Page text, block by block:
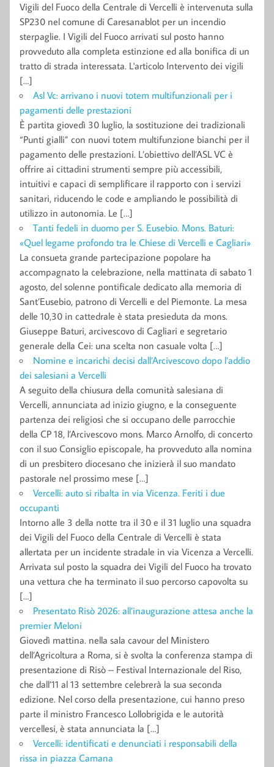
Vigili del Fuoco della Centrale di Vercelli è intervenuta sulla
SP230 nel comune di Caresanablot per un incendio
sterpaglie. I Vigili del Fuoco arrivati sul posto hanno
provveduto alla completa estinzione ed alla bonifica di un
tratto di strada interessata. L'articolo Intervento dei vigili
[…]
Asl Vc: arrivano i nuovi totem multifunzionali per i
pagamenti delle prestazioni
È partita giovedì 30 luglio, la sostituzione dei tradizionali
“Punti gialli” con nuovi totem multifunzione bianchi per il
pagamento delle prestazioni. L’obiettivo dell’ASL VC è
offrire ai cittadini strumenti sempre più accessibili,
intuitivi e capaci di semplificare il rapporto con i servizi
sanitari, riducendo le code e ampliando le possibilità di
utilizzo in autonomia. Le […]
Tanti fedeli in duomo per S. Eusebio. Mons. Baturi:
«Quel legame profondo tra le Chiese di Vercelli e Cagliari»
La consueta grande partecipazione popolare ha
accompagnato la celebrazione, nella mattinata di sabato 1
agosto, del solenne pontificale dedicato alla memoria di
Sant’Eusebio, patrono di Vercelli e del Piemonte. La mesa
delle 10,30 in cattedrale è stata presieduta da mons.
Giuseppe Baturi, arcivescovo di Cagliari e segretario
generale della Cei: una scelta non casuale volta […]
Nomine e incarichi decisi dall’Arcivescovo dopo l’addio
dei salesiani a Vercelli
A seguito della chiusura della comunità salesiana di
Vercelli, annunciata ad inizio giugno, e la conseguente
partenza dei religiosi che si occupano delle parrocchie
della CP 18, l’Arcivescovo mons. Marco Arnolfo, di concerto
con il suo Consiglio episcopale, ha provveduto alla nomina
di un presbitero diocesano che inizierà il suo mandato
pastorale nel prossimo mese […]
Vercelli: auto si ribalta in via Vicenza. Feriti i due
occupanti
Intorno alle 3 della notte tra il 30 e il 31 luglio una squadra
dei Vigili del Fuoco della Centrale di Vercelli è stata
allertata per un incidente stradale in via Vicenza a Vercelli.
Arrivata sul posto la squadra dei Vigili del Fuoco ha trovato
una vettura che ha terminato il suo percorso capovolta su
[…]
Presentato Risò 2026: all’inaugurazione attesa anche la
premier Meloni
Giovedì mattina. nella sala cavour del Ministero
dell’Agricoltura a Roma, si è svolta la conferenza stampa di
presentazione di Risò – Festival Internazionale del Riso,
che dall’11 al 13 settembre celebrerà la sua seconda
edizione. Nel corso della presentazione, cui hanno preso
parte il ministro Francesco Lollobrigida e le autorità
vercellesi, è stata annunciata la […]
Vercelli: identificati e denunciati i responsabili della
rissa in piazza Camana